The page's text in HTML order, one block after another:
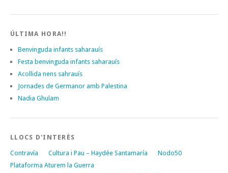
ÚLTIMA HORA!!
Benvinguda infants saharauís
Festa benvinguda infants saharauís
Acollida nens sahrauís
Jornades de Germanor amb Palestina
Nadia Ghulam
LLOCS D'INTERÈS
Contravía Cultura i Pau – Haydée Santamaría
Nodo50
Plataforma Aturem la Guerra